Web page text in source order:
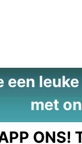
een
met
ONS!